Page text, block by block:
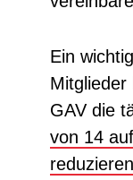
Ein
Mitglieder
GAV die
von 14
reduzieren